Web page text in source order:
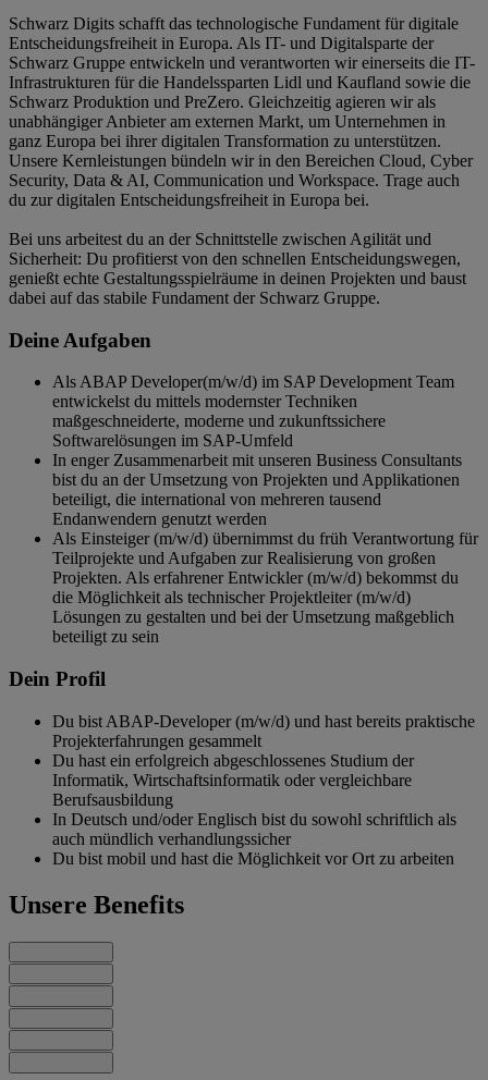
Schwarz Digits schafft das technologische Fundament für digitale
Entscheidungsfreiheit in Europa. Als IT- und Digitalsparte der
Schwarz Gruppe entwickeln und verantworten wir einerseits die IT-
Infrastrukturen für die Handelssparten Lidl und Kaufland sowie die
Schwarz Produktion und PreZero. Gleichzeitig agieren wir als
unabhängiger Anbieter am externen Markt, um Unternehmen in
ganz Europa bei ihrer digitalen Transformation zu unterstützen.
Unsere Kernleistungen bündeln wir in den Bereichen Cloud, Cyber
Security, Data & AI, Communication und Workspace. Trage auch
du zur digitalen Entscheidungsfreiheit in Europa bei.
Bei uns arbeitest du an der Schnittstelle zwischen Agilität und
Sicherheit: Du profitierst von den schnellen Entscheidungswegen,
genießt echte Gestaltungsspielräume in deinen Projekten und baust
dabei auf das stabile Fundament der Schwarz Gruppe.
Deine Aufgaben
Als ABAP Developer(m/w/d) im SAP Development Team
entwickelst du mittels modernster Techniken
maßgeschneiderte, moderne und zukunftssichere
Softwarelösungen im SAP-Umfeld
In enger Zusammenarbeit mit unseren Business Consultants
bist du an der Umsetzung von Projekten und Applikationen
beteiligt, die international von mehreren tausend
Endanwendern genutzt werden
Als Einsteiger (m/w/d) übernimmst du früh Verantwortung für
Teilprojekte und Aufgaben zur Realisierung von großen
Projekten. Als erfahrener Entwickler (m/w/d) bekommst du
die Möglichkeit als technischer Projektleiter (m/w/d)
Lösungen zu gestalten und bei der Umsetzung maßgeblich
beteiligt zu sein
Dein Profil
Du bist ABAP-Developer (m/w/d) und hast bereits praktische
Projekterfahrungen gesammelt
Du hast ein erfolgreich abgeschlossenes Studium der
Informatik, Wirtschaftsinformatik oder vergleichbare
Berufsausbildung
In Deutsch und/oder Englisch bist du sowohl schriftlich als
auch mündlich verhandlungssicher
Du bist mobil und hast die Möglichkeit vor Ort zu arbeiten
Unsere Benefits